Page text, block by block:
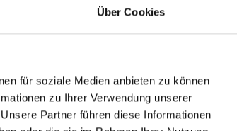
Über Cookies
für soziale Medien anbieten zu können
zu Ihrer Verwendung unserer
Partner führen diese Informationen